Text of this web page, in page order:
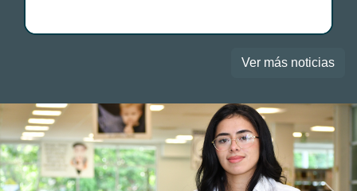
Ver más noticias